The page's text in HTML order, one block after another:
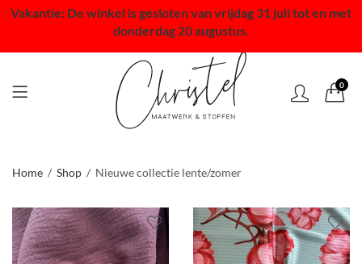
Vakantie: De winkel is gesloten van vrijdag 31 juli tot en met
donderdag 20 augustus.
0
Home Shop Nieuwe collectie lente/zomer